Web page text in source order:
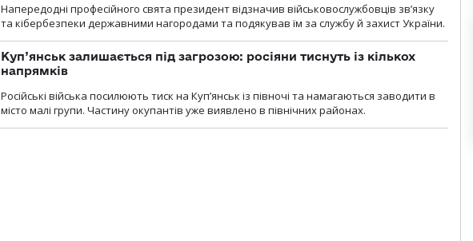
Напередодні професійного свята президент відзначив військовослужбовців зв’язку
та кібербезпеки державними нагородами та подякував їм за службу й захист України.
Куп’янськ залишається під загрозою: росіяни тиснуть із кількох
напрямків
Російські війська посилюють тиск на Куп’янськ із півночі та намагаються заводити в
місто малі групи. Частину окупантів уже виявлено в північних районах.